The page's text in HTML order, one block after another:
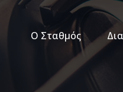
Ο Σταθμός